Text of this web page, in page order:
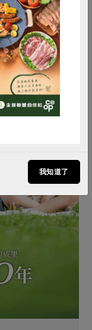
減硝酸鹽
我知道了